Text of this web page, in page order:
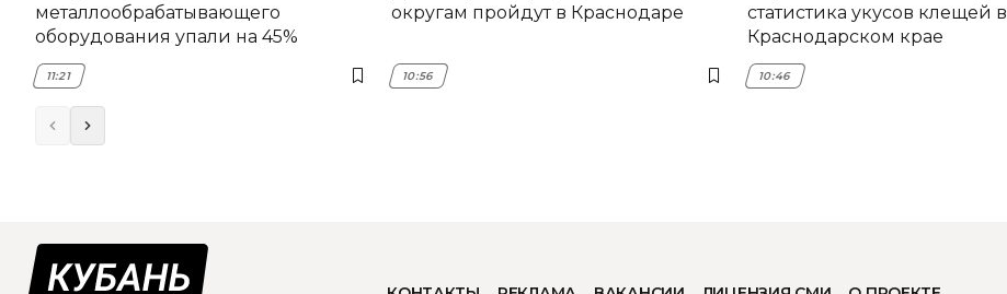
металлообрабатывающего
оборудования упали на 45%
11:21
округам пройдут в Краснодаре
10:56
статистика укусов клещей в
Краснодарском крае
10:46